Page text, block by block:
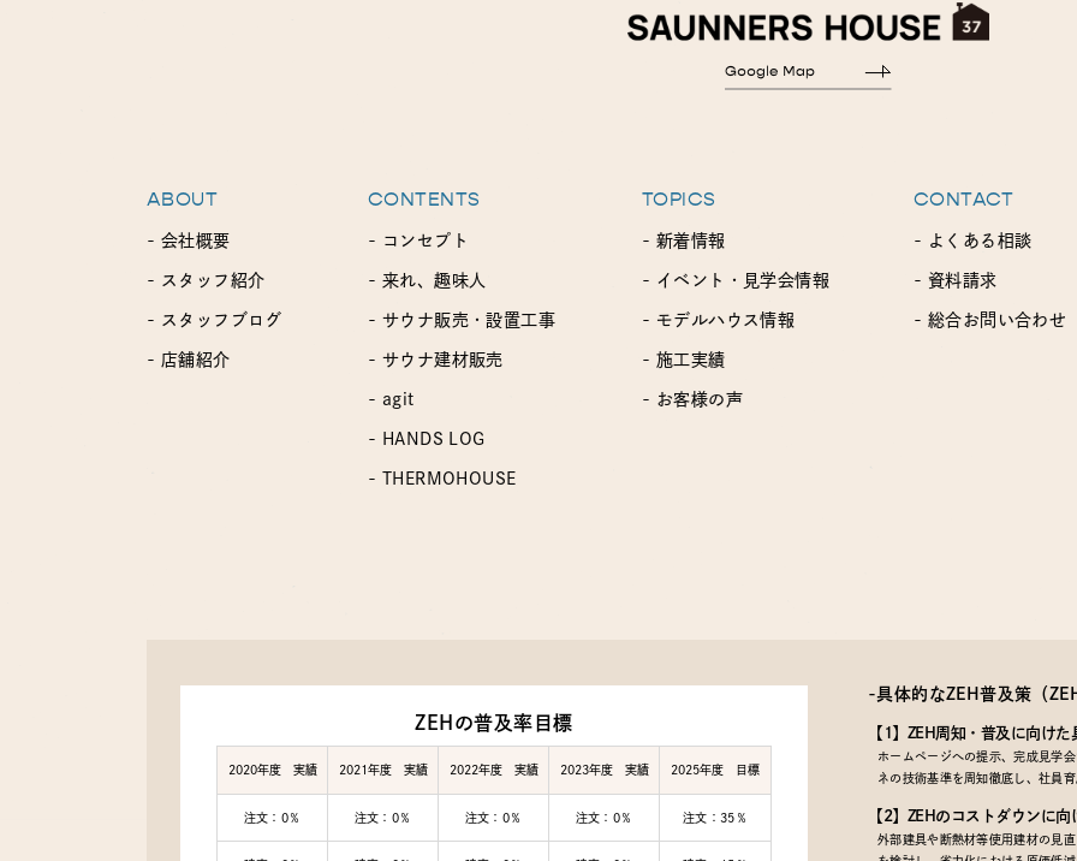
ABOUT
- 会社概要
- スタッフ紹介
- スタッフブログ
- 店舗紹介
CONTENTS
- コンセプト
- 来れ、趣味人
- サウナ販売・設置工事
- サウナ建材販売
- agit
- HANDS LOG
- THERMOHOUSE
TOPICS
- 新着情報
- イベント・見学会情報
- モデルハウス情報
- 施工実績
- お客様の声
CONTACT
- よくある相談
- 資料請求
- 総合お問い合わせ
ZEHの普及率目標
2020年度 実績 2021年度 実績 2022年度 実績 2023年度 実績 2025年度 目標
注文：0％ 注文：0％ 注文：0％ 注文：0％ 注文：35％
-具体的なZEH普及策 （
【1】ZEH周知・普及に向けた
ホームページへの提示、完成見学
ネの技術基準を周知徹底し、社員
【2】ZEHのコストダウンに向
外部建具や断熱材等使用建材の見